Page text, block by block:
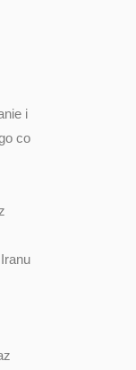
i
co